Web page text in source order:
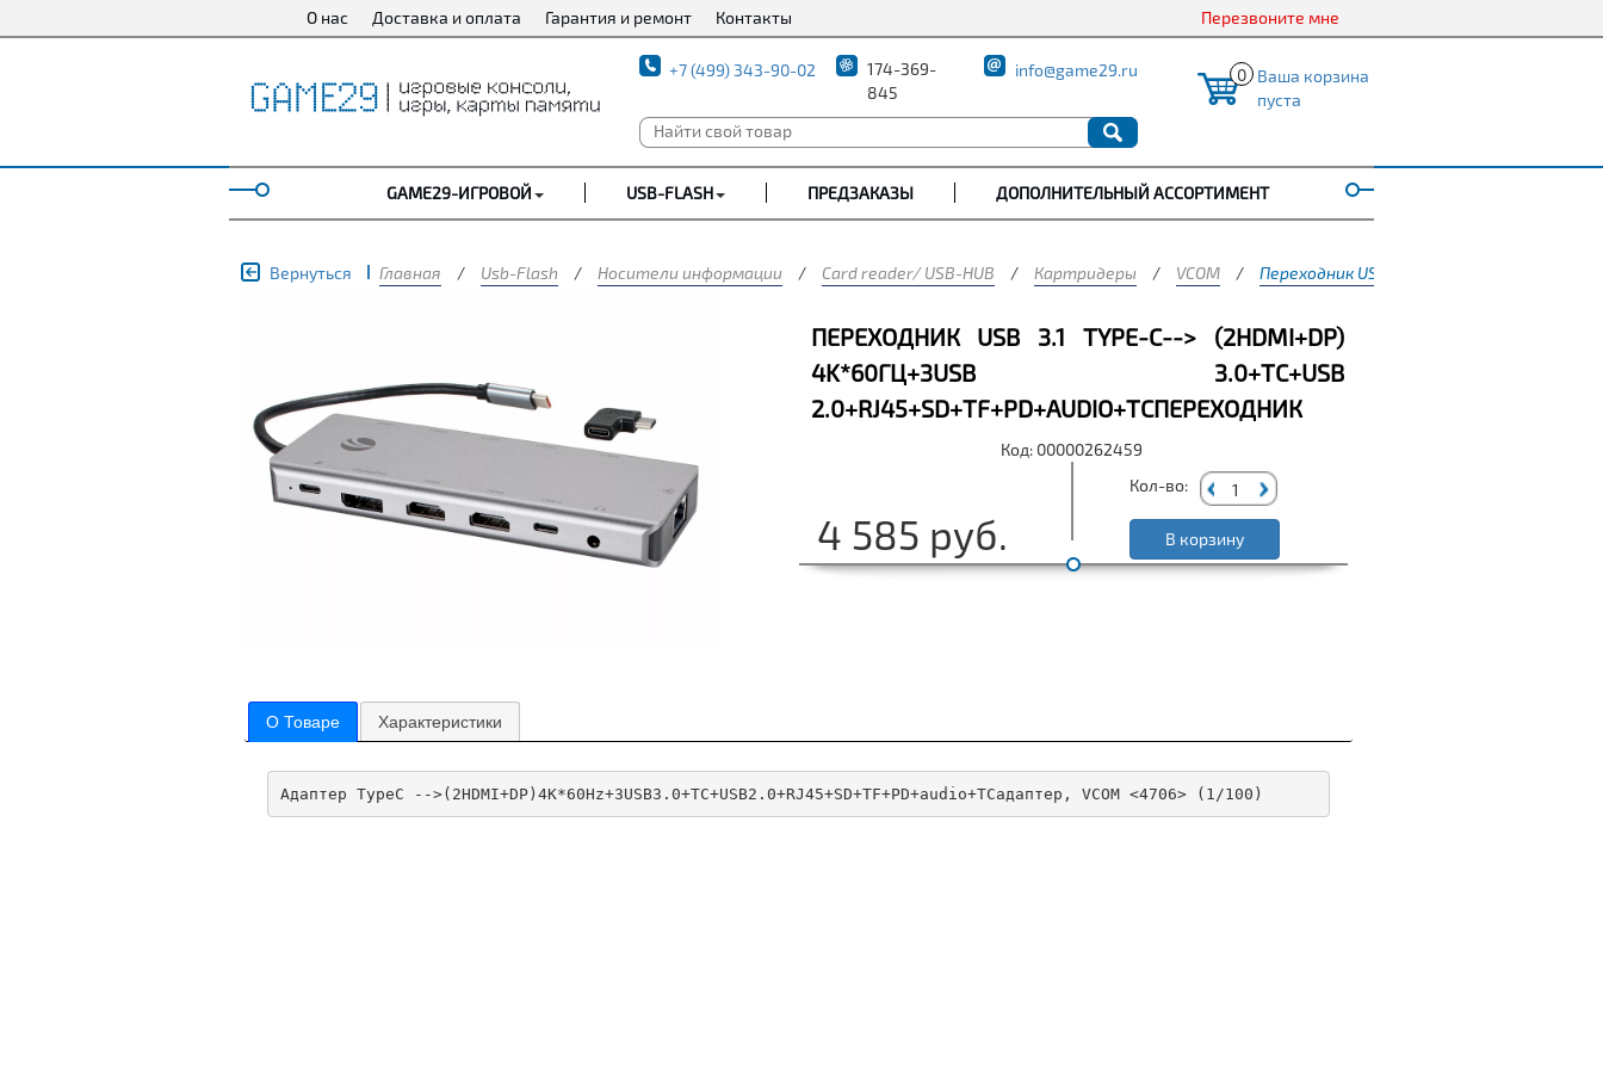
О нас Доставка и оплата Гарантия и ремонт Контакты Перезвоните мне
+7 (499) 343-90-02
174-369-
845
info@game29.ru 0 Ваша корзина
пуста
GAME29-ИГРОВОЙ USB-FLASH ПРЕДЗАКАЗЫ ДОПОЛНИТЕЛЬНЫЙ АССОРТИМЕНТ
Вернуться Главная / Usb-Flash / Носители информации / Card reader/ USB-HUB / Картридеры / VCOM / Переходник USB 3.1 Type-C--> (2HDMI+DP)
ПЕРЕХОДНИК USB 3.1 TYPE-C--> (2HDMI+DP)
4K*60ГЦ+3USB 3.0+TC+USB
2.0+RJ45+SD+TF+PD+AUDIO+TCПЕРЕХОДНИК
Код: 00000262459
4 585 руб.
Кол-во:
В корзину
О Товаре Характеристики
Адаптер TypeC -->(2HDMI+DP)4K*60Hz+3USB3.0+TC+USB2.0+RJ45+SD+TF+PD+audio+TCадаптер, VCOM <4706> (1/100)